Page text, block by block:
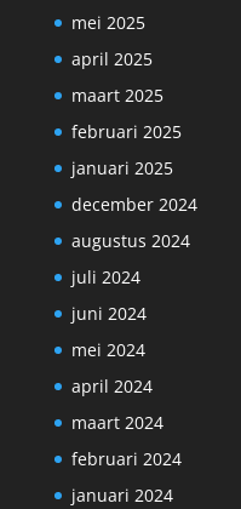
mei 2025
april 2025
maart 2025
februari 2025
januari 2025
december 2024
augustus 2024
juli 2024
juni 2024
mei 2024
april 2024
maart 2024
februari 2024
januari 2024